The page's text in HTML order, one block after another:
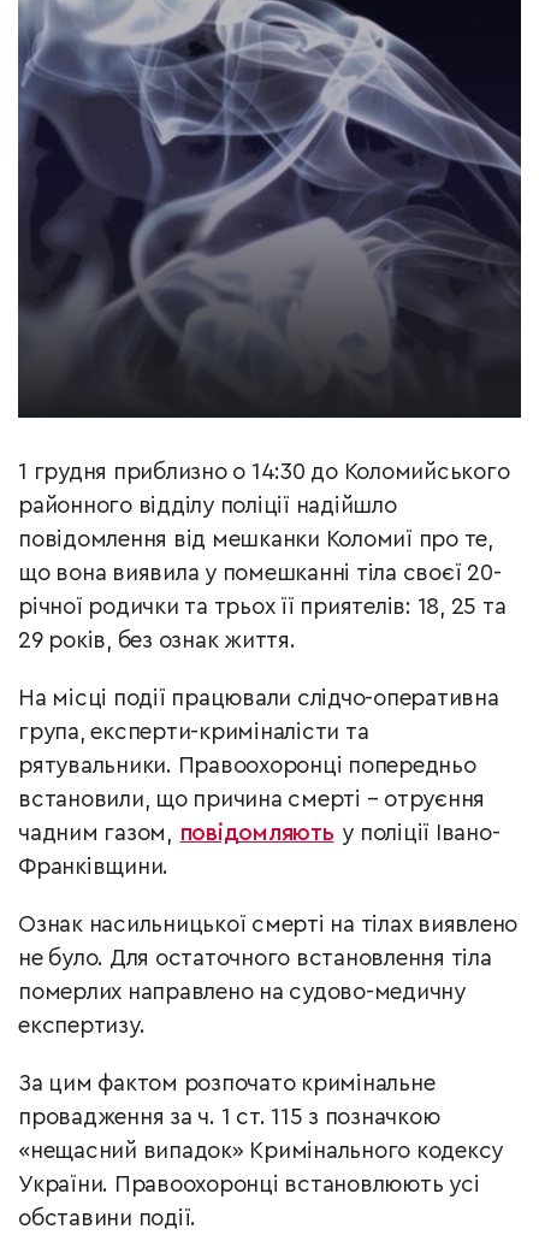
1 грудня приблизно о 14:30 до Коломийського
районного відділу поліції надійшло
повідомлення від мешканки Коломиї про те,
що вона виявила у помешканні тіла своєї 20-
річної родички та трьох її приятелів: 18, 25 та
29 років, без ознак життя.
На місці події працювали слідчо-оперативна
група, експерти-криміналісти та
рятувальники. Правоохоронці попередньо
встановили, що причина смерті – отруєння
чадним газом, повідомляють у поліції Івано-
Франківщини.
Ознак насильницької смерті на тілах виявлено
не було. Для остаточного встановлення тіла
померлих направлено на судово-медичну
експертизу.
За цим фактом розпочато кримінальне
провадження за ч. 1 ст. 115 з позначкою
«нещасний випадок» Кримінального кодексу
України. Правоохоронці встановлюють усі
обставини події.